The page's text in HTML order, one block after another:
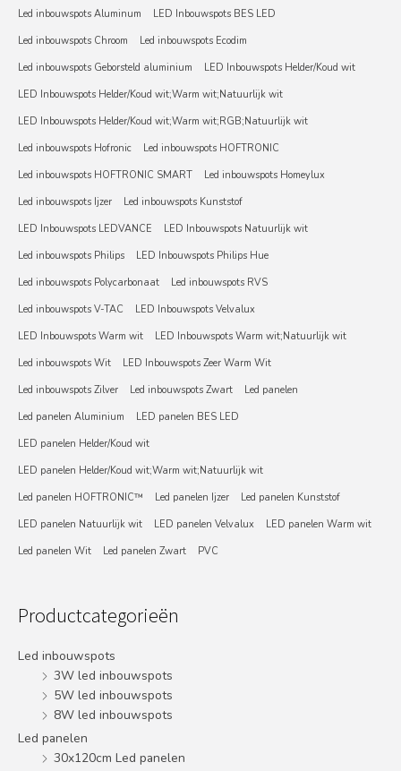
Led inbouwspots Aluminum
LED Inbouwspots BES LED
Led inbouwspots Chroom
Led inbouwspots Ecodim
Led inbouwspots Geborsteld aluminium
LED Inbouwspots Helder/Koud wit
LED Inbouwspots Helder/Koud wit;Warm wit;Natuurlijk wit
LED Inbouwspots Helder/Koud wit;Warm wit;RGB;Natuurlijk wit
Led inbouwspots Hofronic
Led inbouwspots HOFTRONIC
Led inbouwspots HOFTRONIC SMART
Led inbouwspots Homeylux
Led inbouwspots Ijzer
Led inbouwspots Kunststof
LED Inbouwspots LEDVANCE
LED Inbouwspots Natuurlijk wit
Led inbouwspots Philips
LED Inbouwspots Philips Hue
Led inbouwspots Polycarbonaat
Led inbouwspots RVS
Led inbouwspots V-TAC
LED Inbouwspots Velvalux
LED Inbouwspots Warm wit
LED Inbouwspots Warm wit;Natuurlijk wit
Led inbouwspots Wit
LED Inbouwspots Zeer Warm Wit
Led inbouwspots Zilver
Led inbouwspots Zwart
Led panelen
Led panelen Aluminium
LED panelen BES LED
LED panelen Helder/Koud wit
LED panelen Helder/Koud wit;Warm wit;Natuurlijk wit
Led panelen HOFTRONIC™
Led panelen Ijzer
Led panelen Kunststof
LED panelen Natuurlijk wit
LED panelen Velvalux
LED panelen Warm wit
Led panelen Wit
Led panelen Zwart PVC
Productcategorieën
Led inbouwspots
3W led inbouwspots
5W led inbouwspots
8W led inbouwspots
Led panelen
30x120cm Led panelen